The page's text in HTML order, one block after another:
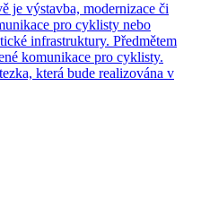
je výstavba, modernizace či
pro cyklisty nebo
infrastruktury. Předmětem
komunikace pro cyklisty.
která bude realizována v